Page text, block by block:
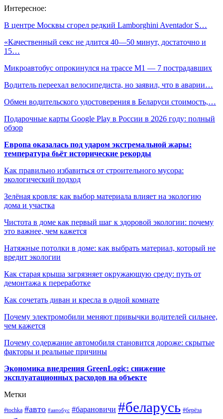
Интересное:
В центре Москвы сгорел редкий Lamborghini Aventador S…
«Качественный секс не длится 40—50 минут, достаточно и
15…
Микроавтобус опрокинулся на трассе М1 — 7 пострадавших
Водитель переехал велосипедиста, но заявил, что в аварии…
Обмен водительского удостоверения в Беларуси стоимость,…
Подарочные карты Google Play в России в 2026 году: полный
обзор
Европа оказалась под ударом экстремальной жары:
температура бьёт исторические рекорды
Как правильно избавиться от строительного мусора:
экологический подход
Зелёная кровля: как выбор материала влияет на экологию
дома и участка
Чистота в доме как первый шаг к здоровой экологии: почему
это важнее, чем кажется
Натяжные потолки в доме: как выбрать материал, который не
вредит экологии
Как старая крыша загрязняет окружающую среду: путь от
демонтажа к переработке
Как сочетать диван и кресла в одной комнате
Почему электромобили меняют привычки водителей сильнее,
чем кажется
Почему содержание автомобиля становится дороже: скрытые
факторы и реальные причины
Экономика внедрения GreenLogic: снижение
эксплуатационных расходов на объекте
Метки
#tochka #авто #автобус #барановичи #беларусь #берёза